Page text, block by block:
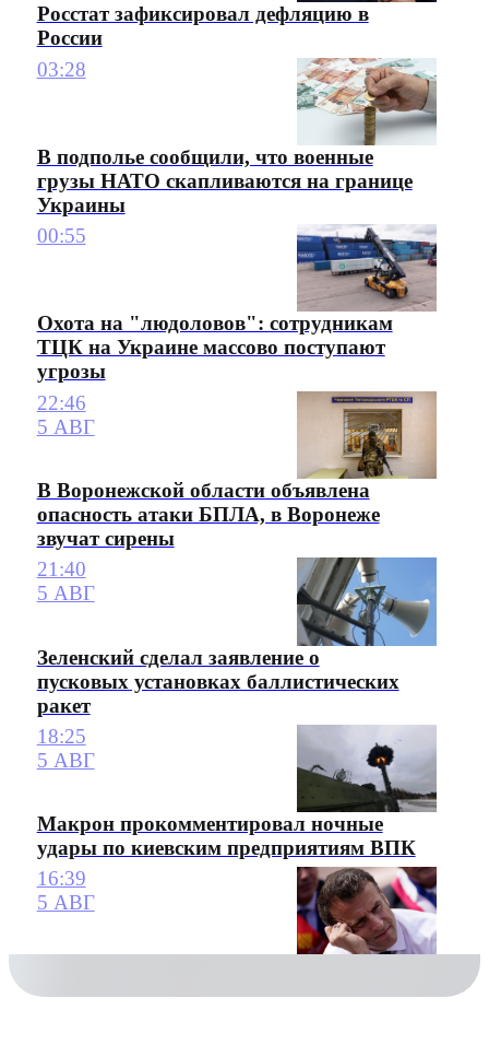
Росстат зафиксировал дефляцию в
России
03:28
В подполье сообщили, что военные
грузы НАТО скапливаются на границе
Украины
00:55
Охота на "людоловов": сотрудникам
ТЦК на Украине массово поступают
угрозы
22:46
5 АВГ
В Воронежской области объявлена
опасность атаки БПЛА, в Воронеже
звучат сирены
21:40
5 АВГ
Зеленский сделал заявление о
пусковых установках баллистических
ракет
18:25
5 АВГ
Макрон прокомментировал ночные
удары по киевским предприятиям ВПК
16:39
5 АВГ